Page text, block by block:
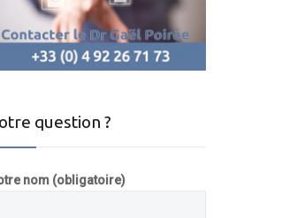
question ?
nom (obligatoire)